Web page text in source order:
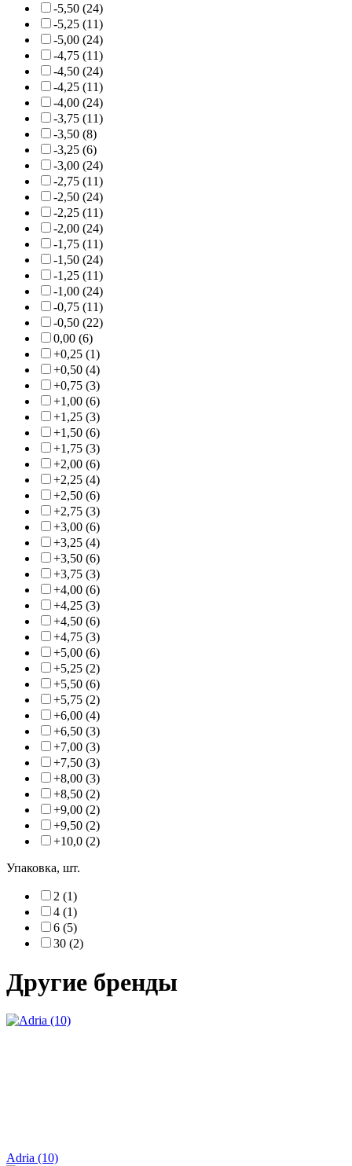
-5,50 (24)
-5,25 (11)
-5,00 (24)
-4,75 (11)
-4,50 (24)
-4,25 (11)
-4,00 (24)
-3,75 (11)
-3,50 (8)
-3,25 (6)
-3,00 (24)
-2,75 (11)
-2,50 (24)
-2,25 (11)
-2,00 (24)
-1,75 (11)
-1,50 (24)
-1,25 (11)
-1,00 (24)
-0,75 (11)
-0,50 (22)
0,00 (6)
+0,25 (1)
+0,50 (4)
+0,75 (3)
+1,00 (6)
+1,25 (3)
+1,50 (6)
+1,75 (3)
+2,00 (6)
+2,25 (4)
+2,50 (6)
+2,75 (3)
+3,00 (6)
+3,25 (4)
+3,50 (6)
+3,75 (3)
+4,00 (6)
+4,25 (3)
+4,50 (6)
+4,75 (3)
+5,00 (6)
+5,25 (2)
+5,50 (6)
+5,75 (2)
+6,00 (4)
+6,50 (3)
+7,00 (3)
+7,50 (3)
+8,00 (3)
+8,50 (2)
+9,00 (2)
+9,50 (2)
+10,0 (2)
Упаковка, шт.
2 (1)
4 (1)
6 (5)
30 (2)
Другие бренды
Adria (10)